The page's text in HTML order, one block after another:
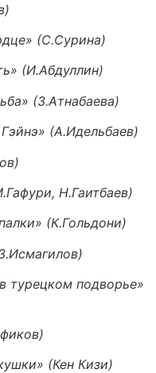
(С.Сурина)
(И.Абдуллин)
(З.Атнабаева)
(А.Идельбаев)
Н.Гаитбаев)
(К.Гольдони)
турецком подворье»
(Кен Кизи)